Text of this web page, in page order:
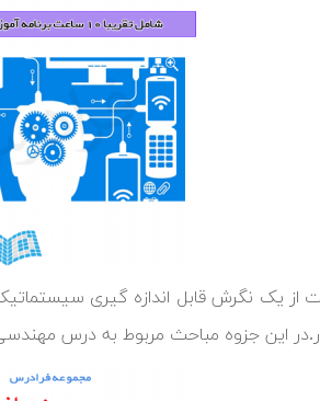
از یک نگرش قابل اندازه گیری
جزوه مباحث مربوط به درس مهندسی نرم افزار ۱ جمع